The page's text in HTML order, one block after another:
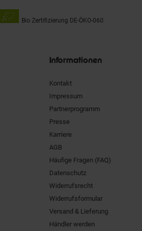
Bio Zertifizierung DE-ÖKO-060
Informationen
Kontakt
Impressum
Partnerprogramm
Presse
Karriere
AGB
Häufige Fragen (FAQ)
Datenschutz
Widerrufsrecht
Widerrufsformular
Versand & Lieferung
Händler werden